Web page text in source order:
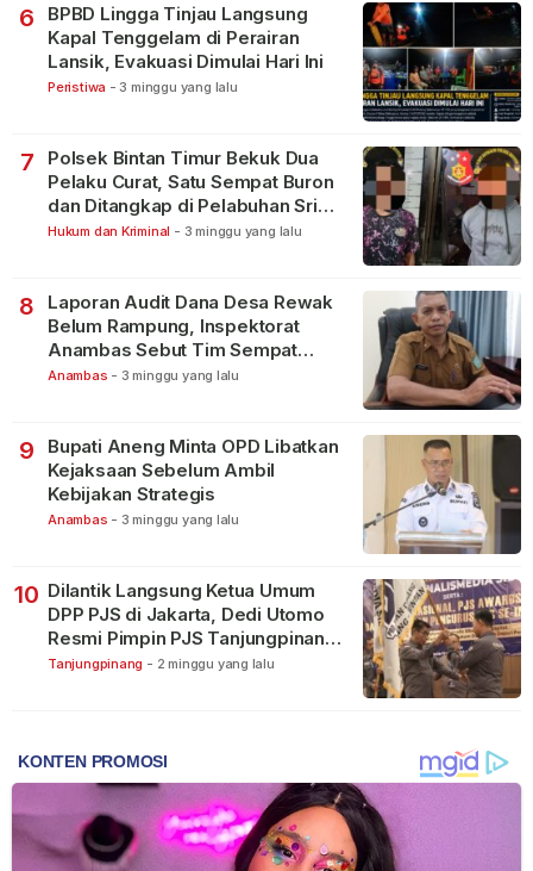
6
BPBD Lingga Tinjau Langsung
Kapal Tenggelam di Perairan
Lansik, Evakuasi Dimulai Hari Ini
Peristiwa - 3 minggu yang lalu
7
Polsek Bintan Timur Bekuk Dua
Pelaku Curat, Satu Sempat Buron
dan Ditangkap di Pelabuhan Sri
Bintan Pura
Hukum dan Kriminal - 3 minggu yang lalu
8
Laporan Audit Dana Desa Rewak
Belum Rampung, Inspektorat
Anambas Sebut Tim Sempat
Terbagi Tangani Kasus Lain
Anambas - 3 minggu yang lalu
9
Bupati Aneng Minta OPD Libatkan
Kejaksaan Sebelum Ambil
Kebijakan Strategis
Anambas - 3 minggu yang lalu
10 Dilantik Langsung Ketua Umum
DPP PJS di Jakarta, Dedi Utomo
Resmi Pimpin PJS Tanjungpinang-
Bintan
Tanjungpinang - 2 minggu yang lalu